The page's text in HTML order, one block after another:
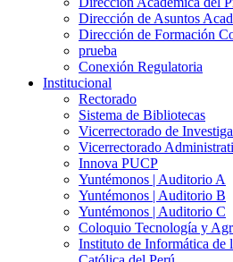
Dirección de Asuntos
Dirección de Formación
prueba
Conexión Regulatoria
Institucional
Rectorado
Sistema de Bibliotecas
Vicerrectorado de
Vicerrectorado
Innova PUCP
Yuntémonos | Auditorio A
Yuntémonos | Auditorio B
Yuntémonos | Auditorio C
Coloquio Tecnología y
Instituto de Informática de